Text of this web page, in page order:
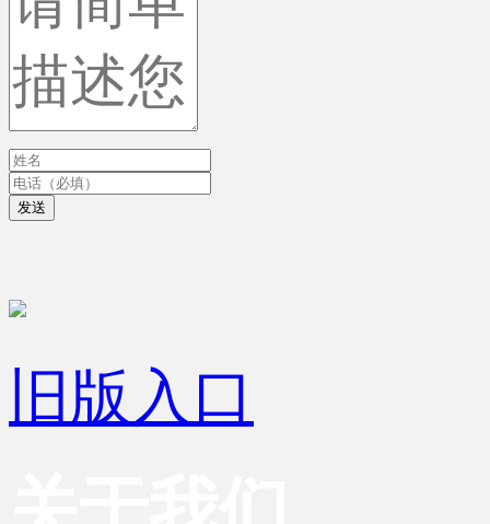
发送
旧版入口